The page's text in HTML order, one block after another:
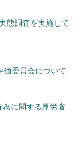
態調査を実施して
委員会について
為に関する厚労省